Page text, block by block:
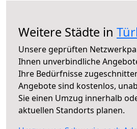
Weitere Städte in
Unsere geprüften
Ihnen unverbindliche
Ihre Bedürfnisse
Angebote sind kostenlos,
Sie einen Umzug innerhalb
aktuellen Standorts planen.